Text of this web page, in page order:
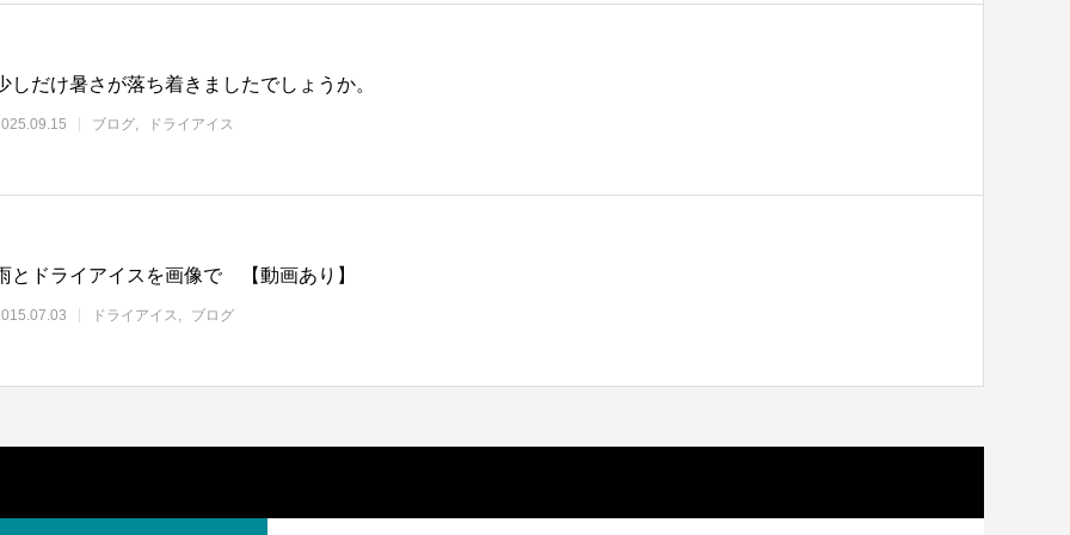
しだけ暑さが落ち着きましたでしょうか。
ブログ ドライアイス
とドライアイスを画像で 【動画あり】
ドライアイス ブログ